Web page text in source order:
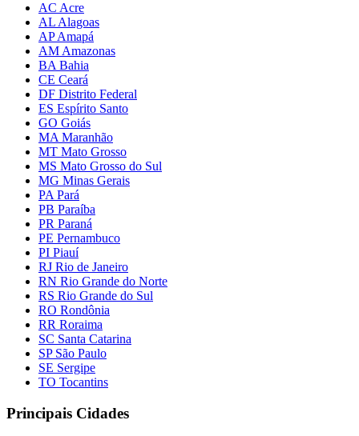
AC Acre
AL Alagoas
AP Amapá
AM Amazonas
BA Bahia
CE Ceará
DF Distrito Federal
ES Espírito Santo
GO Goiás
MA Maranhão
MT Mato Grosso
MS Mato Grosso do Sul
MG Minas Gerais
PA Pará
PB Paraíba
PR Paraná
PE Pernambuco
PI Piauí
RJ Rio de Janeiro
RN Rio Grande do Norte
RS Rio Grande do Sul
RO Rondônia
RR Roraima
SC Santa Catarina
SP São Paulo
SE Sergipe
TO Tocantins
Principais Cidades